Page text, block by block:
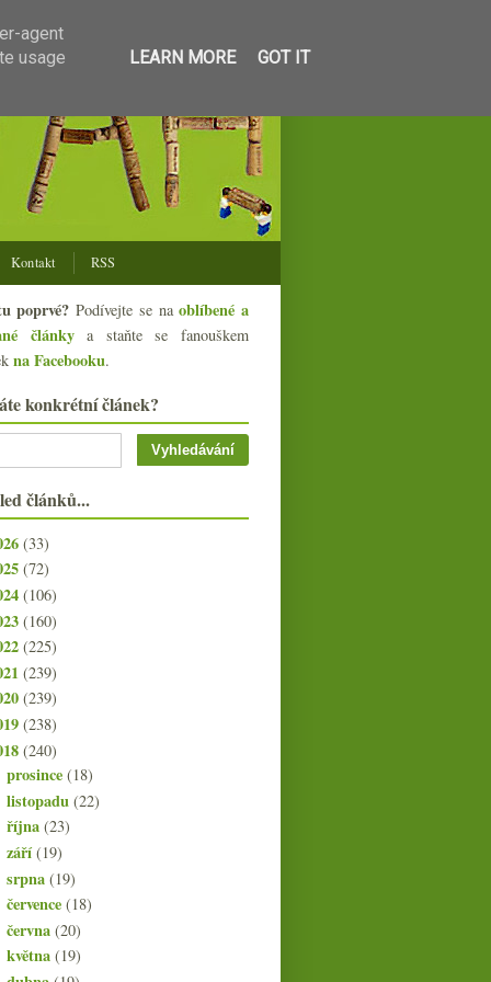
Kontakt RSS
poprvé? Podívejte se naoblíbené a
článkya staňte se fanouškem
na Facebooku.
konkrétní článek?
článků...
(33)
(72)
(106)
(160)
(225)
(239)
(239)
(238)
(240)
prosince(18)
listopadu(22)
října(23)
září(19)
srpna(19)
července(18)
června(20)
května(19)
agent
usage
LEARN MORE GOT IT